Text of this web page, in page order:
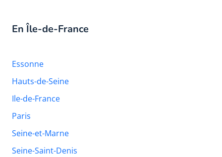
En Île-de-France
Essonne
Hauts-de-Seine
Ile-de-France
Paris
Seine-et-Marne
Seine-Saint-Denis